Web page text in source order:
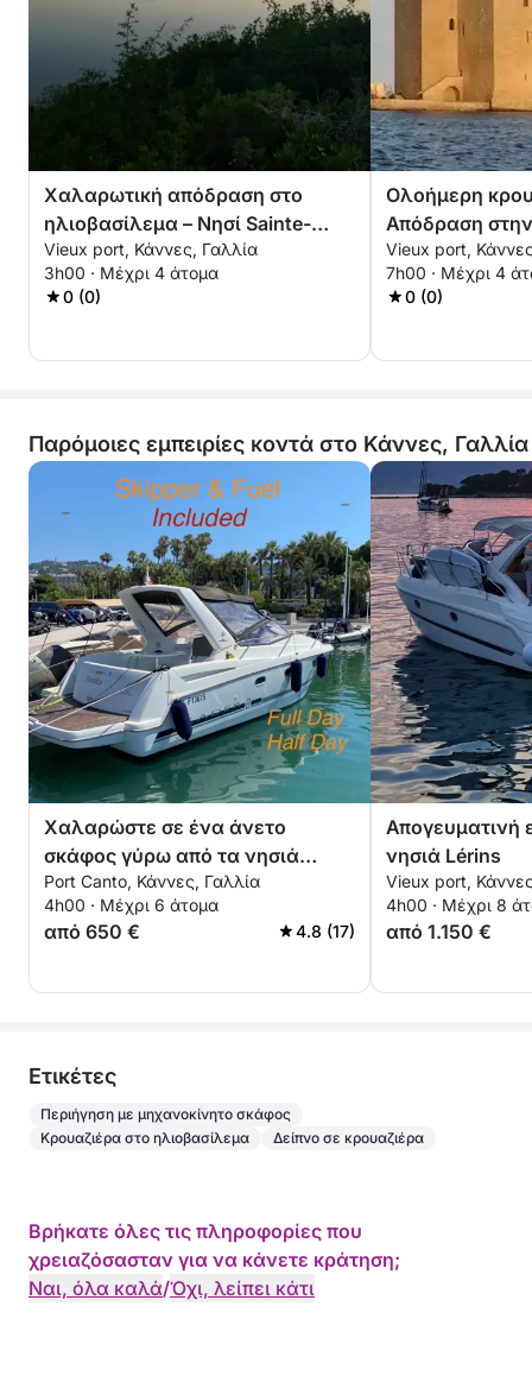
Χαλαρωτική απόδραση στο
ηλιοβασίλεμα – Νησί Sainte-
Marguerite
Vieux port, Κάννες, Γαλλία
3h00 · Μέχρι 4 άτομα
0 (0)
Ολοήμερη
Απόδραση
Marguerite και
Vieux port,
7h00 · Μέχρι 4
0 (0)
Παρόμοιες εμπειρίες κοντά στο Κάννες, Γαλλία
Χαλαρώστε σε ένα άνετο
σκάφος γύρω από τα νησιά
Lérins για 4 ώρες. Ειδική
έκπτωση για ζευγάρια!
Port Canto, Κάννες, Γαλλία
4h00 · Μέχρι 6 άτομα
από 650 € 4.8 (17)
Απογευματινή
νησιά Lérins
Vieux port,
4h00 · Μέχρι 8
από 1.150 €
Eτικέτες
Περιήγηση με μηχανοκίνητο σκάφος
Κρουαζιέρα στο ηλιοβασίλεμα
Δείπνο σε κρουαζιέρα
Βρήκατε όλες τις πληροφορίες που
χρειαζόσασταν για να κάνετε κράτηση;
Ναι, όλα καλά/Όχι, λείπει κάτι